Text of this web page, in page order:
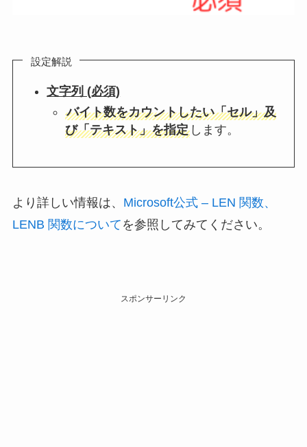
設定解説
文字列 (必須)
バイト数をカウントしたい「セル」及
び「テキスト」を指定 します。
より詳しい情報は、 Microsoft公式 – LEN 関数、
LENB 関数について を参照してみてください。
スポンサーリンク